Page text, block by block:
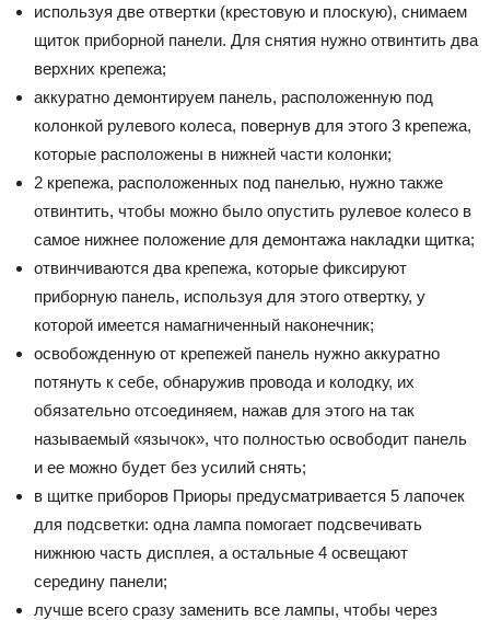
используя две отвертки (крестовую и плоскую), снимаем
щиток приборной панели. Для снятия нужно отвинтить два
верхних крепежа;
аккуратно демонтируем панель, расположенную под
колонкой рулевого колеса, повернув для этого 3 крепежа,
которые расположены в нижней части колонки;
2 крепежа, расположенных под панелью, нужно также
отвинтить, чтобы можно было опустить рулевое колесо в
самое нижнее положение для демонтажа накладки щитка;
отвинчиваются два крепежа, которые фиксируют
приборную панель, используя для этого отвертку, у
которой имеется намагниченный наконечник;
освобожденную от крепежей панель нужно аккуратно
потянуть к себе, обнаружив провода и колодку, их
обязательно отсоединяем, нажав для этого на так
называемый «язычок», что полностью освободит панель
и ее можно будет без усилий снять;
в щитке приборов Приоры предусматривается 5 лапочек
для подсветки: одна лампа помогает подсвечивать
нижнюю часть дисплея, а остальные 4 освещают
середину панели;
лучше всего сразу заменить все лампы, чтобы через